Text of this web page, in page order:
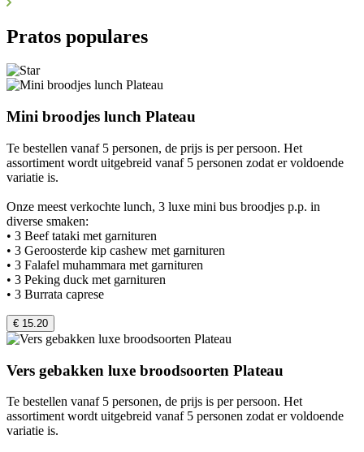
Pratos populares
Mini broodjes lunch Plateau
Te bestellen vanaf 5 personen, de prijs is per persoon. Het
assortiment wordt uitgebreid vanaf 5 personen zodat er voldoende
variatie is.
Onze meest verkochte lunch, 3 luxe mini bus broodjes p.p. in
diverse smaken:
• 3 Beef tataki met garnituren
• 3 Geroosterde kip cashew met garnituren
• 3 Falafel muhammara met garnituren
• 3 Peking duck met garnituren
• 3 Burrata caprese
€ 15.20
Vers gebakken luxe broodsoorten Plateau
Te bestellen vanaf 5 personen, de prijs is per persoon. Het
assortiment wordt uitgebreid vanaf 5 personen zodat er voldoende
variatie is.